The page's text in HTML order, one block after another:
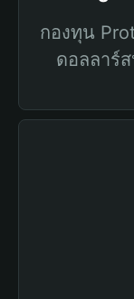
กองทุน
ดอลลาร์